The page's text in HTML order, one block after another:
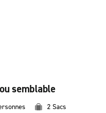
semblable
2 Sacs